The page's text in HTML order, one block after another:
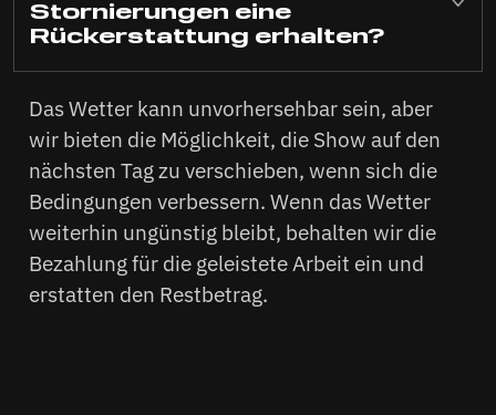
Stornierungen eine
Rückerstattung erhalten?
Das Wetter kann unvorhersehbar sein, aber
wir bieten die Möglichkeit, die Show auf den
nächsten Tag zu verschieben, wenn sich die
Bedingungen verbessern. Wenn das Wetter
weiterhin ungünstig bleibt, behalten wir die
Bezahlung für die geleistete Arbeit ein und
erstatten den Restbetrag.